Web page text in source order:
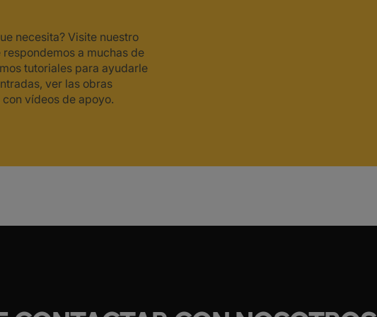
necesita? Visite nuestro
a muchas de
tutoriales para ayudarle
ver las obras
vídeos de apoyo.